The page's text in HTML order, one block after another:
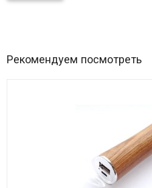
Рекомендуем посмотреть